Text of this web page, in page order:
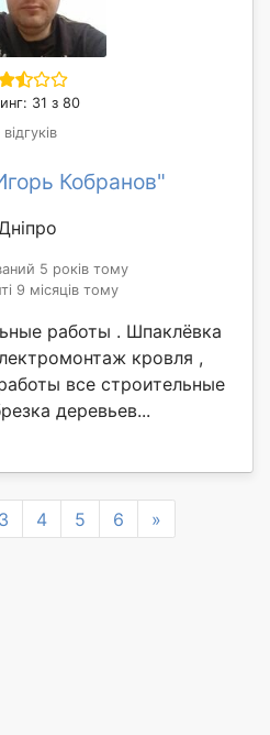
31 з 80
Кобранов"
5 років тому
9 місяців тому
работы . Шпаклёвка
кровля ,
все строительные
деревьев...
3 4 5 6 »